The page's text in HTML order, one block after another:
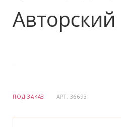
ПОД ЗАКАЗ АРТ.36693